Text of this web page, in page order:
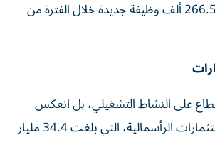
يضيف القطاع نحو 266.5 ألف وظيفة جديدة خلال الفترة من
على النشاط التشغيلي، بل انعكس
أيضاً على حجم الاستثمارات الرأسمالية، التي بلغت 34.4 مليار